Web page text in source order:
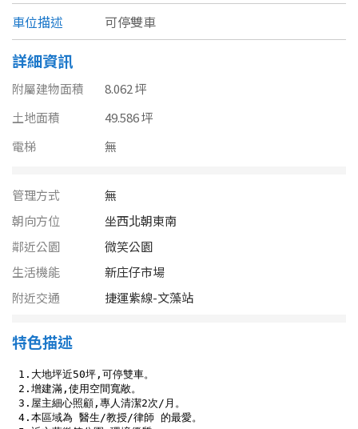
彰化縣
南投縣
雲林縣
嘉義市
嘉義縣
台南市
高雄市
屏東縣
花蓮縣
金門連江
坪數
不拘
60~70 坪
80坪以上
~
1樓
車位描述
可停雙車
詳細資訊
附屬建物面積
8.062 坪
土地面積
49.586 坪
電梯
無
管理方式
無
朝向方位
坐西北朝東南
鄰近公園
微笑公園
生活機能
新庄仔市場
附近交通
捷運紫線-文藻站
特色描述